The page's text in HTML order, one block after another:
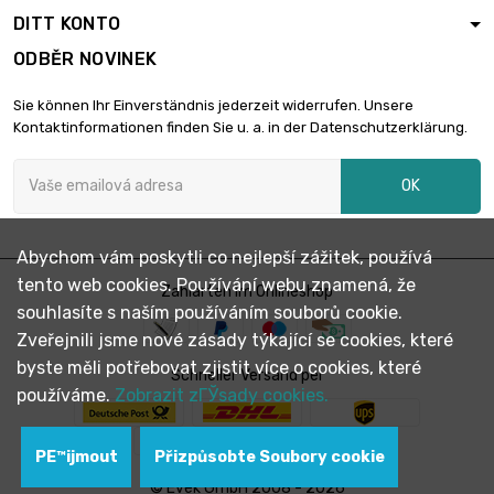
3mm
délka : 0.75 Meter
18,00 €
délka : 1 Meter
3mm
délka : 0.1 Meter
velikost : 30 x 20 x
2mm
2,55 €
délka : 0.2 Meter
velikost : 30 x 20 x
2mm
4,78 €
délka : 0.3 Meter
DITT KONTO
ODBĚR NOVINEK
Sie können Ihr Einverständnis jederzeit widerrufen. Unsere
Kontaktinformationen finden Sie u. a. in der Datenschutzerklärung.
OK
Zahlarten im Onlineshop
Schneller Versand per
© Evek GmbH 2008 - 2026
Abychom vám poskytli co nejlepší zážitek, používá
tento web cookies. Používání webu znamená, že
souhlasíte s naším používáním souborů cookie.
Zveřejnili jsme nové zásady týkající se cookies, které
byste měli potřebovat zjistit více o cookies, které
používáme. Zobrazit zГЎsady cookies.
PЕ™ijmout Přizpůsobte Soubory cookie